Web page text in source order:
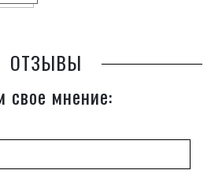
ОТЗЫВЫ
свое мнение: